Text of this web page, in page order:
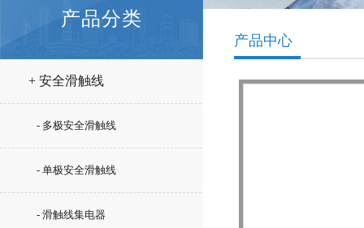
产品分类
+ 安全滑触线
- 多极安全滑触线
- 单极安全滑触线
- 滑触线集电器
产品中心